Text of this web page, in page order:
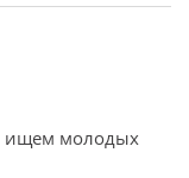
ищем молодых